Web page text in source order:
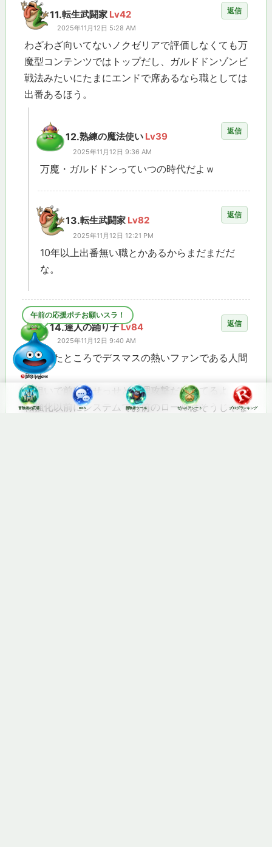
11.転生武闘家 Lv42
2025年11月12日 5:28 AM
わざわざ向いてないノクゼリアで評価しなくても万
魔型コンテンツではトップだし、ガルドドンゾンビ
戦法みたいにたまにエンドで席あるなら職としては
出番あるほう。
返信
12.熟練の魔法使い Lv39
2025年11月12日 9:36 AM
万魔・ガルドドンっていつの時代だよｗ
返信
13.転生武闘家 Lv82
2025年11月12日 12:21 PM
10年以上出番無い職とかあるからまだまだだ
な。
返信
14.達人の踊り子Lv84
2025年11月12日 9:40 AM
強化したところでデスマスの熱いファンである人間
男は
斧担いで前出てせっせと物理攻撃だけしてるよ
職強化以前にシステムでお前のロールはそうじゃな
返信
暑さに負けずがんばるスラ！
冒険者の広場 BBS 冒険者ツール ゼルメアシート ブログランキング